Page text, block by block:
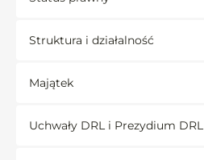
Struktura i działalność
Majątek
Uchwały DRL i Prezydium DRL